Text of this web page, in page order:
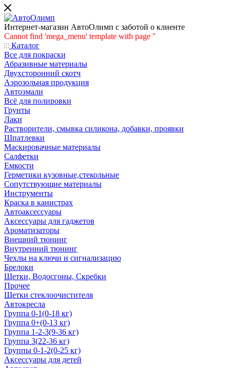
Интернет-магазин АвтоОлимп с заботой о клиенте
Cannot find 'mega_menu' template with page ''
Каталог
Все для покраски
Абразивные материалы
Двухсторонний скотч
Аэрозольная продукция
Автоэмали
Всё для полировки
Грунты
Лаки
Растворители, смывка силикона, добавки, проявки
Шпатлевки
Маскировачные материалы
Салфетки
Емкости
Герметики кузовные,стекольные
Сопутствующие материалы
Инструменты
Краска в канистрах
Автоаксессуары
Аксессуары для гаджетов
Ароматизаторы
Внешний тюнинг
Внутренний тюнинг
Чехлы на ключи и сигнализацию
Брелоки
Щетки, Водосгоны, Скребки
Прочее
Щетки стеклоочистителя
Автокресла
Группа 0-1(0-18 кг)
Группа 0+(0-13 кг)
Группа 1-2-3(9-36 кг)
Группа 3(22-36 кг)
Группы 0-1-2(0-25 кг)
Аксессуары для детей